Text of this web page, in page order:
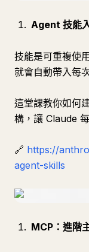
Agent 技能
技能是可重複使
就會自動帶入每
這堂課教你如何
構，讓 Claude
🔗 https://
agent-skills
MCP：進階